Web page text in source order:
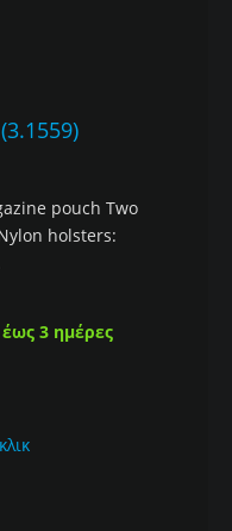
pouch Two
holsters:
3 ημέρες